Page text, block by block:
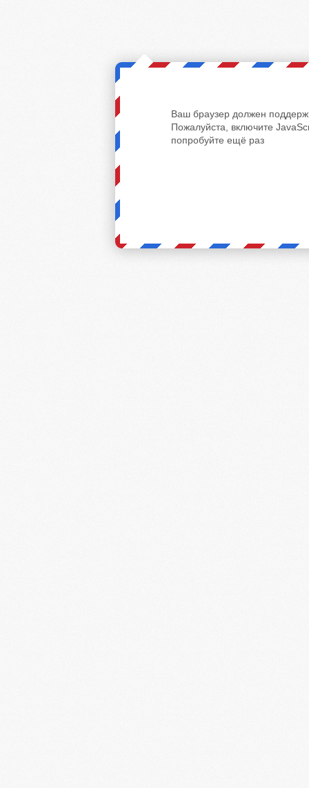
Ваш браузер должен
Пожалуйста, включите
попробуйте ещё раз